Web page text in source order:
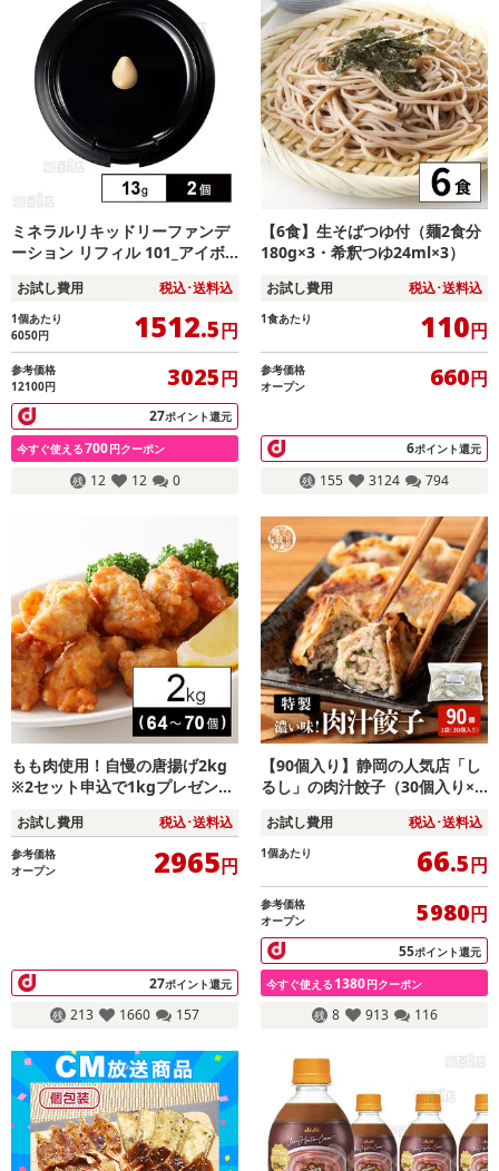
ミネラルリキッドリーファンデ
ーション リフィル 101_アイボ
お試し費用 税込･送料込
1個あたり
6050円 1512.5円
参考価格
12100円
3025円
27ポイント還元
今すぐ使える700円クーポン
12 12 0
【6食】生そばつゆ付（麺2食分
180g×3・希釈つゆ24ml×3）
お試し費用 税込･送料込
1食あたり 110円
参考価格
オープン
660円
6ポイント還元
155 3124 794
もも肉使用！自慢の唐揚げ2kg
※2セット申込で1kgプレゼント!
お試し費用 税込･送料込
参考価格
オープン
2965円
27ポイント還元
213 1660 157
【90個入り】静岡の人気店「し
るし」の肉汁餃子（30個入り×3
お試し費用 税込･送料込
1個あたり 66.5円
参考価格
オープン
5980円
55ポイント還元
今すぐ使える 1380円クーポン
8 913 116